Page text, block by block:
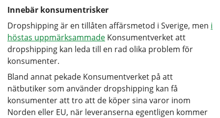
Innebär konsumentrisker
Dropshipping är en tillåten affärsmetod i Sverige, men i
höstas uppmärksammade Konsumentverket att
dropshipping kan leda till en rad olika problem för
konsumenter.
Bland annat pekade Konsumentverket på att
nätbutiker som använder dropshipping kan få
konsumenter att tro att de köper sina varor inom
Norden eller EU, när leveranserna egentligen kommer